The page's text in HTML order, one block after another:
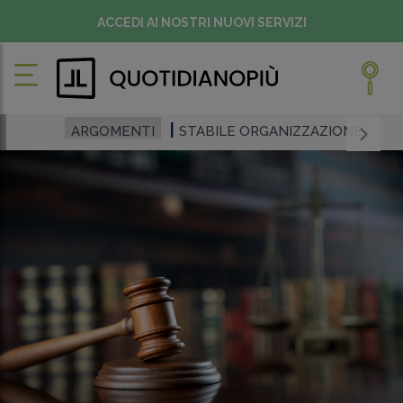
ACCEDI AI NOSTRI NUOVI SERVIZI
ARGOMENTI STABILE ORGANIZZAZIONE